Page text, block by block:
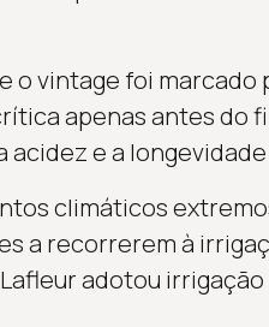
o vintage foi marcado
apenas antes do
e a
climáticos
a recorrerem à
adotou